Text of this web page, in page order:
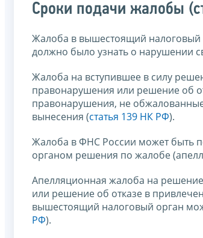
Сроки подачи жалобы
Жалоба в вышестоящий налоговый
должно было узнать о нарушении
Жалоба на вступившее в силу
правонарушения или решение об
правонарушения, не
вынесения (статья 139 НК РФ).
Жалоба в ФНС России может быть
органом решения по жалобе
Апелляционная жалоба на
или решение об отказе в
вышестоящий налоговый орган
РФ).